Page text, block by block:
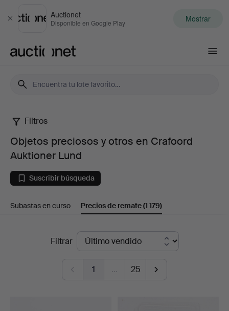
Cerrar
Auctionet
Disponible en Google Play Mostrar
Objetos
preciosos
otros
Crafoord
Auktioner
Filtros
Objetos preciosos y otros en Crafoord
Auktioner Lund
Suscribir búsqueda
Subastas en curso Precios de remate(1 179)
Filtrar
1 … 25